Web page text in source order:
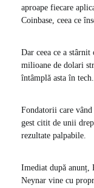
aproape fiecare
Coinbase, ceea ce
Dar ceea ce a
milioane de dolari
întâmplă asta în tech.
Fondatorii care
gest citit de unii
rezultate palpabile.
Imediat după anunț,
Neynar vine cu